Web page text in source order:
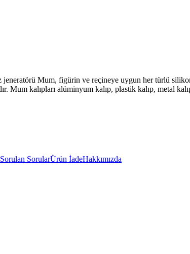
Mum, figürin ve reçineye uygun her türlü
Mum kalıpları alüminyum kalıp, plastik kalıp, metal
Sorulan SorularÜrün İadeHakkımızda